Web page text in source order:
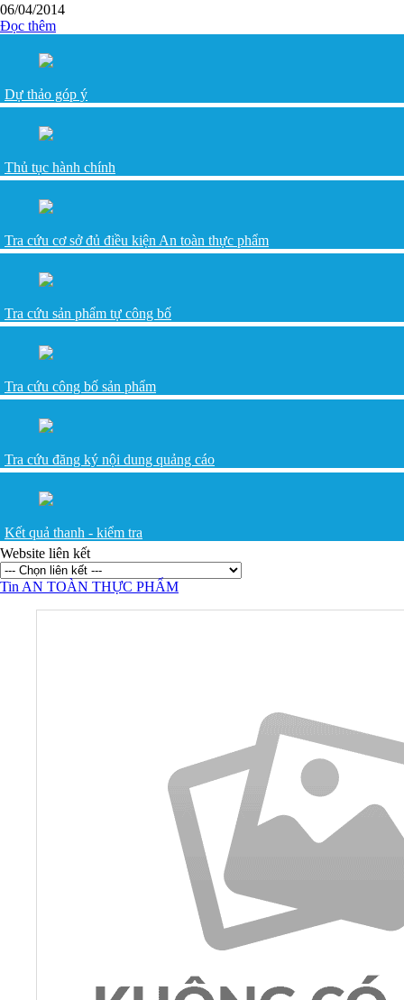
06/04/2014
Đọc thêm
Dự thảo góp ý
Thủ tục hành chính
Tra cứu cơ sở đủ điều kiện An toàn thực phẩm
Tra cứu sản phẩm tự công bố
Tra cứu công bố sản phẩm
Tra cứu đăng ký nội dung quảng cáo
Kết quả thanh - kiểm tra
Website liên kết
Tin AN TOÀN THỰC PHẨM